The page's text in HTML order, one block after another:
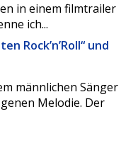
in einem filmtrailer
ich...
Rock’n’Roll“ und
männlichen Sänger
Melodie. Der